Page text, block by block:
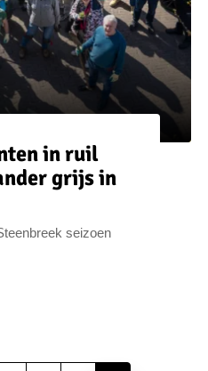
in ruil
grijs in
seizoen